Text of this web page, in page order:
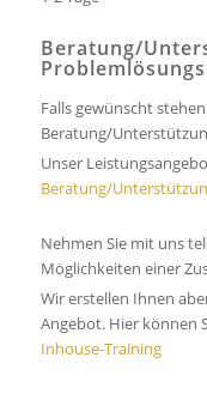
Beratung/
Falls gewünscht
Beratung/
Unser
Beratung/
Nehmen Sie mit uns
Möglichkeiten einer
Wir erstellen Ihnen
Angebot. Hier können
Inhouse-Training